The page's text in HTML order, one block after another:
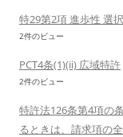
特29第2項 進歩性 選
2件のビュー
PCT4条(1)(ii) 広域特許
2件のビュー
特許法126条第4項の
るときは、請求項の